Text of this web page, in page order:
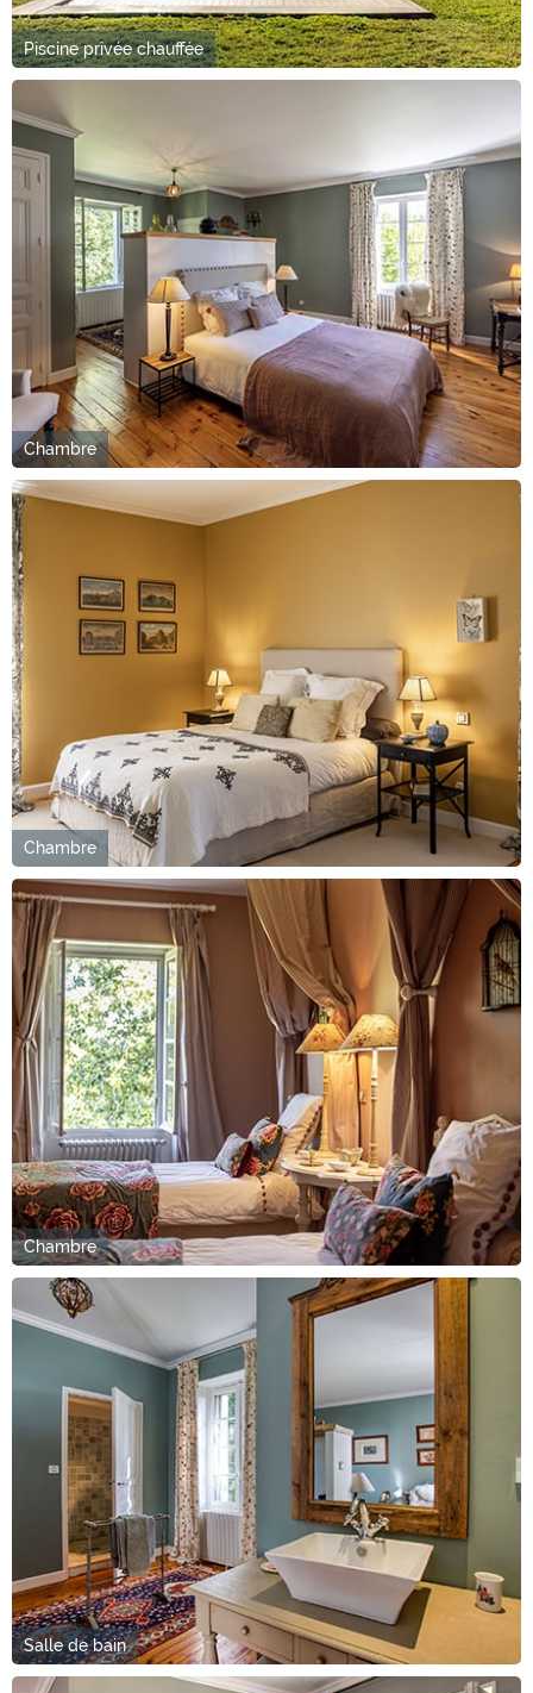
Piscine privée chauffée
Chambre
Chambre
Chambre
Salle de bain